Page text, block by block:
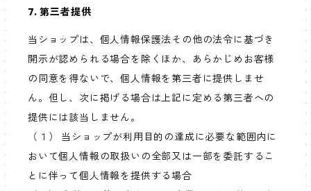
7. 第三者提供
当ショップは、個人情報保護法その他の法令に基づき
開示が認められる場合を除くほか、あらかじめお客様
の同意を得ないで、個人情報を第三者に提供しませ
ん。但し、次に掲げる場合は上記に定める第三者への
提供には該当しません。
（１） 当ショップが利用目的の達成に必要な範囲内に
おいて個人情報の取扱いの全部又は一部を委託するこ
とに伴って個人情報を提供する場合